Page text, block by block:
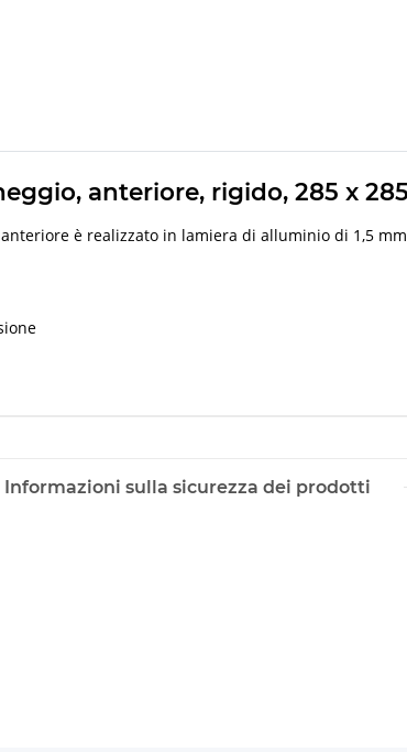
anteriore, rigido, 285 x
è realizzato in lamiera di alluminio di 1,5
Informazioni sulla sicurezza dei prodotti